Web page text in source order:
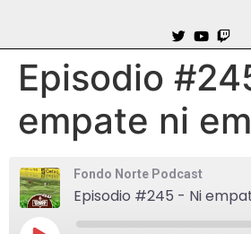
Episodio
empate ni
Fondo Norte Podcast
Episodio #245 - Ni